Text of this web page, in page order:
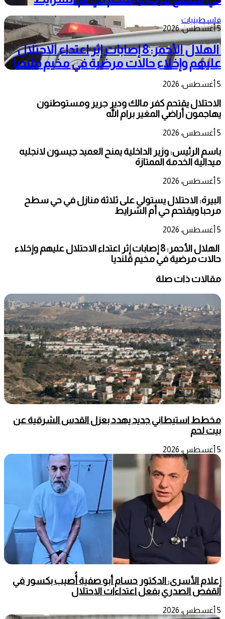
فلسطينيات
5 أغسطس، 2026
الهلال الأحمر: 8 إصابات إثر اعتداء الاحتلال
عليهم وإخلاء حالات مرضية في مخيم قلنديا
5 أغسطس، 2026
الاحتلال يقتحم كفر مالك ودير جرير ومستوطنون
يهاجمون أراضي المغير برام الله
5 أغسطس، 2026
باسم الرئيس: وزير الداخلية يمنح العميد جيسون لانجليه
ميدالية الخدمة الممتازة
5 أغسطس، 2026
البيرة: الاحتلال يستولي على ثلاثة منازل في حي سطح
مرحبا ويقتحم حي أم الشرايط
5 أغسطس، 2026
الهلال الأحمر: 8 إصابات إثر اعتداء الاحتلال عليهم وإخلاء
حالات مرضية في مخيم قلنديا
مقالات ذات صلة
مخطط استيطاني جديد يهدد بعزل القدس الشرقية عن
بيت لحم
5 أغسطس، 2026
إعلام الأسرى: الدكتور حسام أبو صفية أُصيب بكسور في
القفص الصدري بفعل اعتداءات الاحتلال
5 أغسطس، 2026